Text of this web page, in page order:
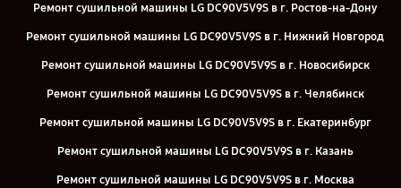
Ремонт сушильной машины LG DC90V5V9S в г. Ростов-на-Дону
Ремонт сушильной машины LG DC90V5V9S в г. Нижний Новгород
Ремонт сушильной машины LG DC90V5V9S в г. Новосибирск
Ремонт сушильной машины LG DC90V5V9S в г. Челябинск
Ремонт сушильной машины LG DC90V5V9S в г. Екатеринбург
Ремонт сушильной машины LG DC90V5V9S в г. Казань
Ремонт сушильной машины LG DC90V5V9S в г. Москва